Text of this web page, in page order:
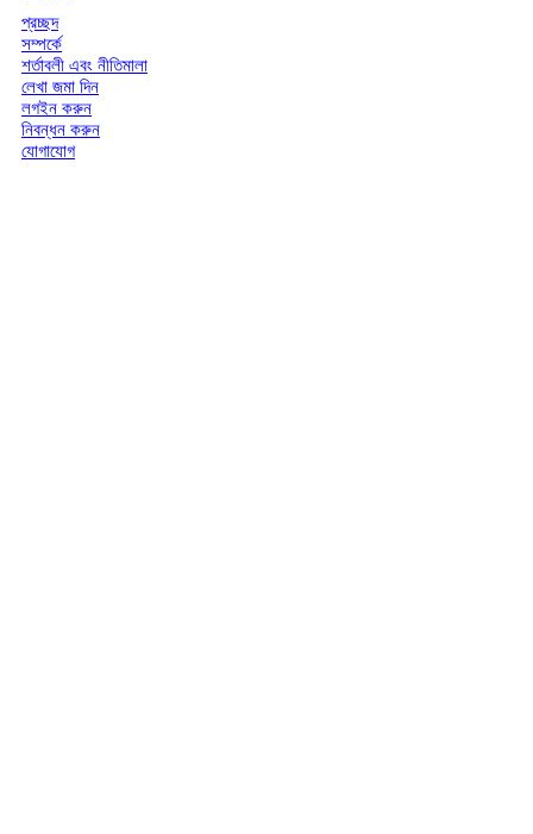
প্রচ্ছদ
সম্পর্কে
শর্তাবলী এবং নীতিমালা
লেখা জমা দিন
লগইন করুন
নিবন্ধন করুন
যোগাযোগ